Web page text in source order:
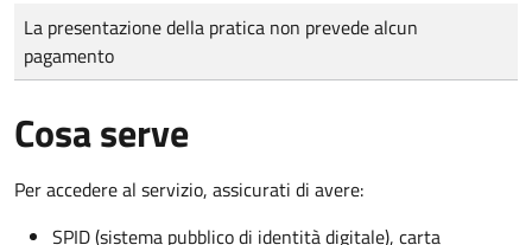
Tipo di pagamento
Importo
La presentazione della pratica non prevede alcun
pagamento
Cosa serve
Per accedere al servizio, assicurati di avere:
SPID (sistema pubblico di identità digitale), carta